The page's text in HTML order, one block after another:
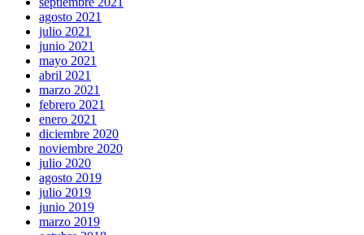
agosto 2021
julio 2021
junio 2021
mayo 2021
abril 2021
marzo 2021
febrero 2021
enero 2021
diciembre 2020
noviembre 2020
julio 2020
agosto 2019
julio 2019
junio 2019
marzo 2019